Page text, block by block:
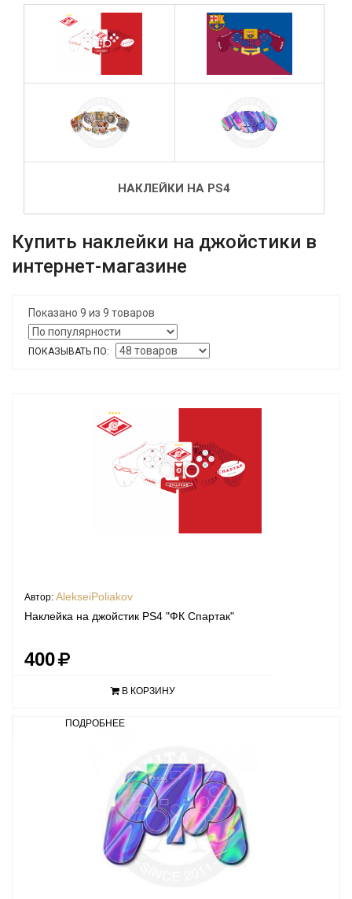
НАКЛЕЙКИ НА PS4
Купить наклейки на джойстики в
интернет-магазине
Показано 9 из 9 товаров
ПОКАЗЫВАТЬ ПО:
Автор: AlekseiPoliakov
Наклейка на джойстик PS4 "ФК Спартак"
400
В КОРЗИНУ
ПОДРОБНЕЕ